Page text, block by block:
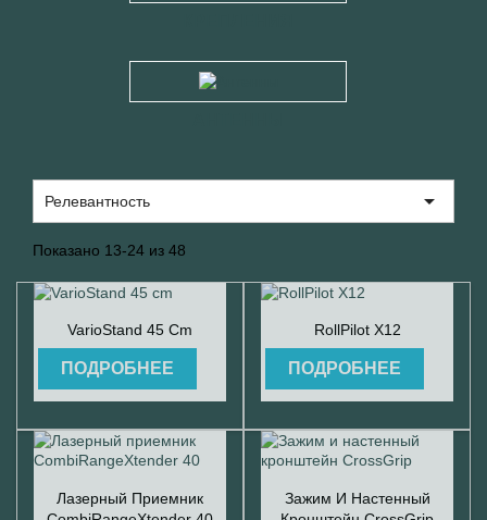
Релевантность 
Показано 13-24 из 48
Быстрый просмотр
VarioStand 45 Cm
ПОДРОБНЕЕ
Быстрый просмотр
RollPilot X12
ПОДРОБНЕЕ
Быстрый просмотр
Лазерный Приемник
Быстрый просмотр
Зажим И Настенный